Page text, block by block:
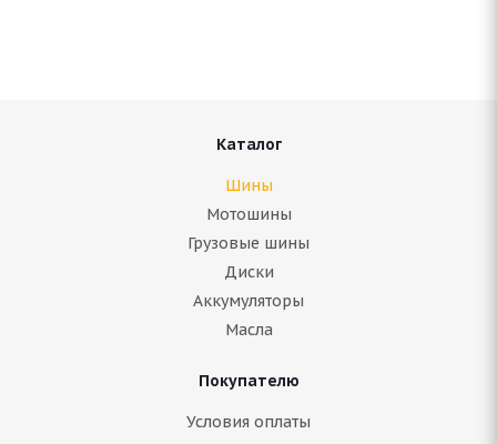
Continental Ice Contact 2 255/45 R19 104T шип
Каталог
Шины
Мотошины
Грузовые шины
Диски
Аккумуляторы
Масла
Покупателю
Условия оплаты